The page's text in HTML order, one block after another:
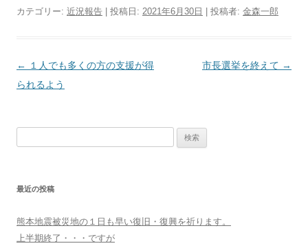
カテゴリー: 近況報告 | 投稿日: 2021年6月30日 投稿者: 金森一郎
投
稿
ン
← １人でも多くの方の支援が得
られるよう
市長選挙を終えて →
最近の投稿
熊本地震被災地の１日も早い復旧・復興を祈ります。
上半期終了・・・ですが